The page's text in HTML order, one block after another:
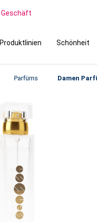
Geschäft
Produktlinien Schönheit
Parfüms Damen